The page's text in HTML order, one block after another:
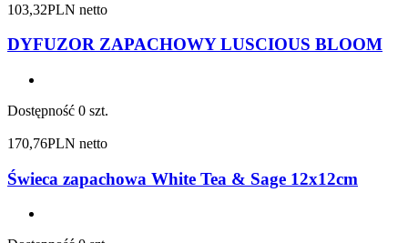
103,32PLN netto
DYFUZOR ZAPACHOWY LUSCIOUS BLOOM
Dostępność 0 szt.
170,76PLN netto
Świeca zapachowa White Tea & Sage 12x12cm